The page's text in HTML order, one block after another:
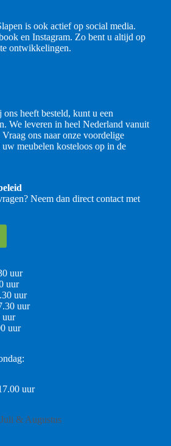
is ook actief op social media.
en Instagram. Zo bent u altijd op
ontwikkelingen.
heeft besteld, kunt u een
We leveren in heel Nederland vanuit
ons naar onze voordelige
meubelen kosteloos op in de
Neem dan direct contact met
uur
uur
uur
uur
uur
uur
uur
& Augustus